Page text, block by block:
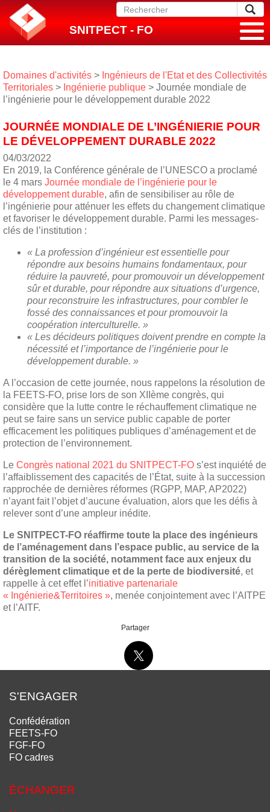
SNITPECT - FO
Domaines d'activités > Ingénieurs de l'Etat et des Collectivités
Territoriales > Ingénierie publique > Journée mondiale de
l’ingénierie pour le développement durable 2022
JOURNÉE MONDIALE DE L’INGÉNIERIE POUR
LE DÉVELOPPEMENT DURABLE 2022
04/03/2022
En 2019, la Conférence générale de l’UNESCO a proclamé
le 4 mars Journée mondiale de l’ingénierie pour le
développement durable, afin de sensibiliser au rôle de
l’ingénierie pour atténuer les effets du changement climatique
et favoriser le développement durable. Parmi les messages-
clés de l’institution :
« La profession d’ingénieur est essentielle pour
répondre aux besoins humains fondamentaux, pour
réduire la pauvreté, pour promouvoir un développement
sûr et durable, pour répondre aux situations d’urgence,
pour reconstruire les infrastructures, pour combler le
fossé des connaissances et pour promouvoir la
coopération interculturelle. »
« Les décideurs politiques doivent prendre en compte la
nécessité et l’importance de l’ingénierie pour le
développement durable. »
A l’occasion de cette journée, nous rappelons la résolution de
la FEETS-FO, prise lors de son XIIème congrès, qui
considère que la lutte contre le réchauffement climatique ne
peut se faire sans un service public capable de porter
efficacement les politiques publiques d’aménagement et de
protection de l’environnement.
Le Congrès national 2021 du SNITPECT-FO s’est inquiété de
l’affaiblissement des capacités de l’État, suite à la succession
rapprochée de dernières réformes (RGPP, MAP, AP2022)
n’ayant fait l’objet d’aucune évaluation, alors que les défis à
relever sont d’une ampleur inédite.
Le SNITPECT-FO réaffirme toute la place des ingénieurs
de l’aménagement dans l’espace public, au service de la
transition de la société, notamment face aux enjeux du
dérèglement climatique et de la perte de biodiversité, et
rappelle à cet effet l’initiative partenariale
« Ingénierie&Territoires », menée conjointement avec l’AITPE
et l’AITF.
Partager
S'ENGAGER
Confédération
FEETS-FO
FGF-FO
FO cadres
ÉCHANGER